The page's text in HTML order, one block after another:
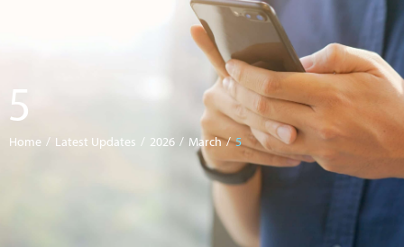
5
Home / Latest Updates / 2026 / March / 5